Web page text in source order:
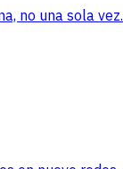
no una sola vez.